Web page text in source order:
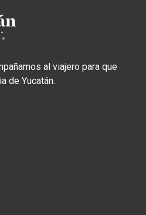
al viajero para que
de Yucatán.